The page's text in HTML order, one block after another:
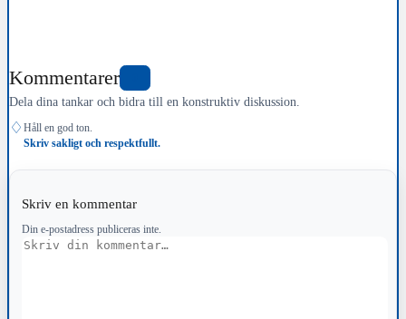
Kommentarer
Dela dina tankar och bidra till en konstruktiv diskussion.
♢ Håll en god ton.
Skriv sakligt och respektfullt.
Skriv en kommentar
Din e-postadress publiceras inte.
Kommentar